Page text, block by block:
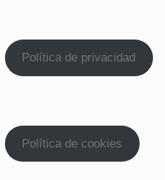
Política de privacidad
Política de cookies